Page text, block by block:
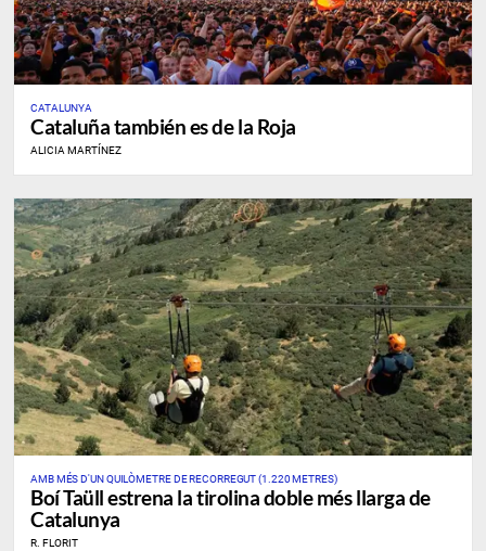
CATALUNYA
Cataluña también es de la Roja
ALICIA MARTÍNEZ
AMB MÉS D'UN QUILÒMETRE DE RECORREGUT (1.220 METRES)
Boí Taüll estrena la tirolina doble més llarga de
Catalunya
R. FLORIT